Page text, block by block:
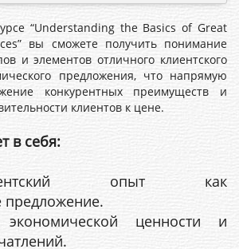
“Understanding the Basics of Great
вы сможете получить понимание
и элементов отличного клиентского
предложения, что напрямую
конкурентных преимуществ и
клиентов к цене.
в себя:
опыт как
предложение.
экономической ценности и